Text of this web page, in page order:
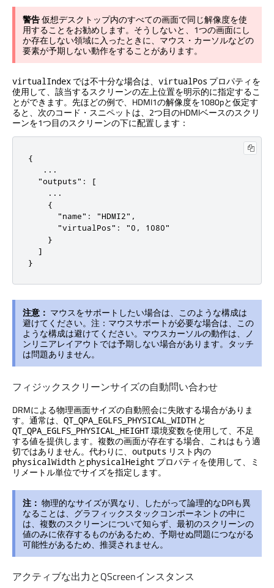
警告仮想デスクトップ内のすべての画面で同じ解像度を使
用することをお勧めします。そうしないと、1つの画面にし
か存在しない領域に入ったときに、マウス・カーソルなどの
要素が予期しない動作をすることがあります。
virtualIndex では不十分な場合は、 virtualPos プロパティを
使用して、該当するスクリーンの左上位置を明示的に指定するこ
とができます。先ほどの例で、HDMI1の解像度を1080pと仮定す
ると、次のコード・スニペットは、2つ目のHDMIベースのスクリ
ーンを1つ目のスクリーンの下に配置します：
{
   ...
  "outputs": [
    ...
    {
      "name": "HDMI2",
      "virtualPos": "0, 1080"
    }
  ]
}
注意： マウスをサポートしたい場合は、このような構成は
避けてください。注：マウスサポートが必要な場合は、この
ような構成は避けてください。マウスカーソルの動作は、ノ
ンリニアレイアウトでは予期しない場合があります。タッチ
は問題ありません。
フィジックスクリーンサイズの自動問い合わせ
DRMによる物理画面サイズの自動照会に失敗する場合がありま
す。通常は、 QT_QPA_EGLFS_PHYSICAL_WIDTH と
QT_QPA_EGLFS_PHYSICAL_HEIGHT環境変数を使用して、不足
する値を提供します。複数の画面が存在する場合、これはもう適
切ではありません。代わりに、 outputs リスト内の
physicalWidth と physicalHeight プロパティを使用して、ミ
リメートル単位でサイズを指定します。
注： 物理的なサイズが異なり、したがって論理的なDPIも異
なることは、グラフィックスタックコンポーネントの中に
は、複数のスクリーンについて知らず、最初のスクリーンの
値のみに依存するものがあるため、予期せぬ問題につながる
可能性があるため、推奨されません。
アクティブな出力とQScreenインスタンス